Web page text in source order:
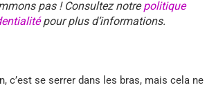
pas ! Consultez notrepolitique
pour plus d’informations.
c’est se serrer dans les bras, mais cela ne